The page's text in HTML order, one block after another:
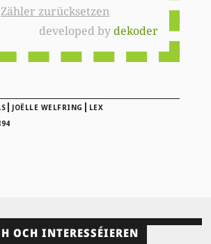
Zähler zurücksetzen
developed bydekoder
| JOËLLE WELFRING | LEX
OCH INTERESSÉIEREN